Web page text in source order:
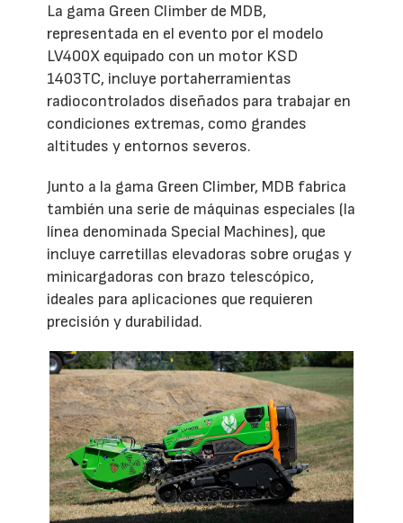
La gama Green Climber de MDB,
representada en el evento por el modelo
LV400X equipado con un motor KSD
1403TC, incluye portaherramientas
radiocontrolados diseñados para trabajar en
condiciones extremas, como grandes
altitudes y entornos severos.
Junto a la gama Green Climber, MDB fabrica
también una serie de máquinas especiales (la
línea denominada Special Machines), que
incluye carretillas elevadoras sobre orugas y
minicargadoras con brazo telescópico,
ideales para aplicaciones que requieren
precisión y durabilidad.